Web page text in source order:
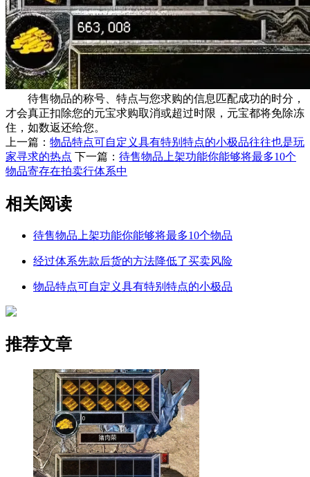
待售物品的称号、特点与您求购的信息匹配成功的时分，
才会真正扣除您的元宝求购取消或超过时限，元宝都将免除冻
住，如数返还给您。
上一篇： 物品特点可自定义具有特别特点的小极品往往也是玩
家寻求的热点 下一篇： 待售物品上架功能你能够将最多10个
物品寄存在拍卖行体系中
相关阅读
待售物品上架功能你能够将最多10个物品
经过体系先款后货的方法降低了买卖风险
物品特点可自定义具有特别特点的小极品
推荐文章